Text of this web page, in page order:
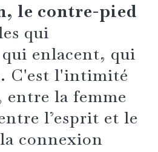
le contre-pied
qui
enlacent, qui
C'est l'intimité
la femme
l’esprit et le
connexion